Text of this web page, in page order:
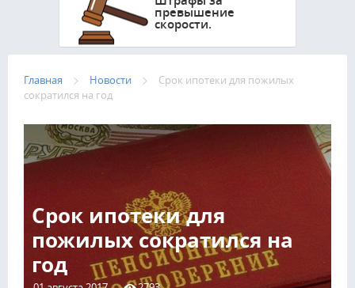
превышение
скорости.
Главная Новости
Срок ипотеки для пожилых
сократился на год
Срок ипотеки для
пожилых сократился на
год